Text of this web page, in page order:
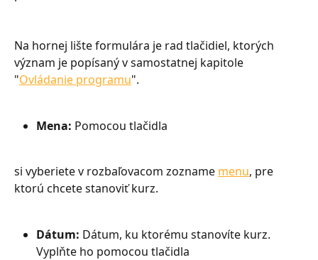
Na hornej lište formulára je rad tlačidiel, ktorých
význam je popísaný v samostatnej kapitole
"Ovládanie programu".
Mena: Pomocou tlačidla
si vyberiete v rozbaľovacom zozname menu, pre
ktorú chcete stanoviť kurz.
Dátum: Dátum, ku ktorému stanovíte kurz.
Vyplňte ho pomocou tlačidla